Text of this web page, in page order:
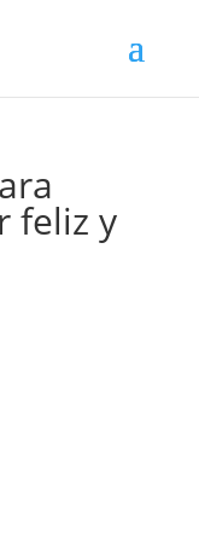
feliz y